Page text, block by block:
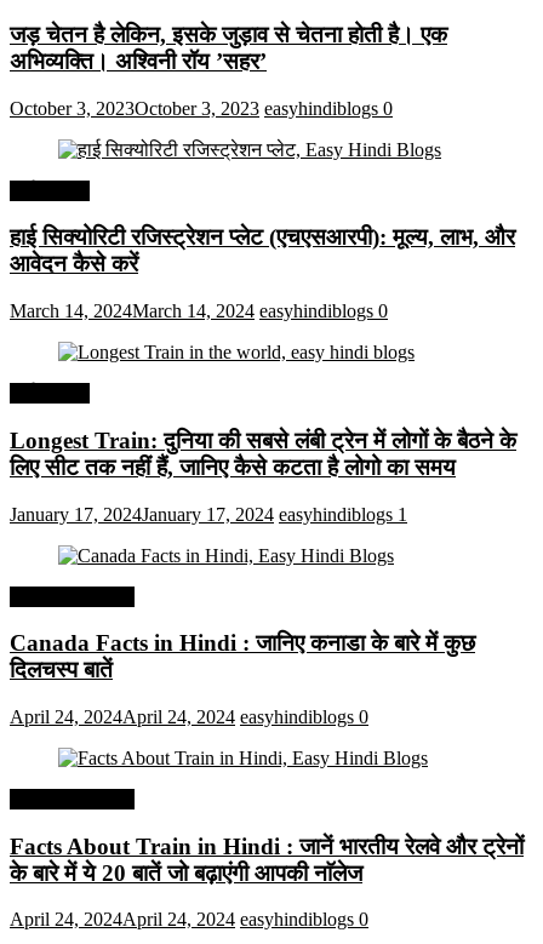
जड़ चेतन है लेकिन, इसके जुड़ाव से चेतना होती है। एक
अभिव्यक्ति। अश्विनी रॉय ’सहर’
October 3, 2023October 3, 2023 easyhindiblogs 0
हाई सिक्योरिटी रजिस्ट्रेशन प्लेट (एचएसआरपी): मूल्य, लाभ, और
आवेदन कैसे करें
March 14, 2024March 14, 2024 easyhindiblogs 0
Longest Train: दुनिया की सबसे लंबी ट्रेन में लोगों के बैठने के
लिए सीट तक ​​नहीं हैं, जानिए कैसे कटता है लोगो का समय
January 17, 2024January 17, 2024 easyhindiblogs 1
Canada Facts in Hindi : जानिए कनाडा के बारे में कुछ
दिलचस्प बातें
April 24, 2024April 24, 2024 easyhindiblogs 0
Facts About Train in Hindi : जानें भारतीय रेलवे और ट्रेनों
के बारे में ये 20 बातें जो बढ़ाएंगी आपकी नाॅलेज
April 24, 2024April 24, 2024 easyhindiblogs 0